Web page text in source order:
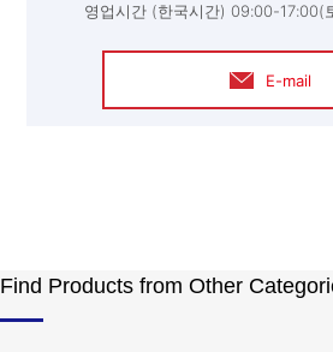
영업시간 (한국시간) 09:00-17:00(
E-mail
Find Products from Other